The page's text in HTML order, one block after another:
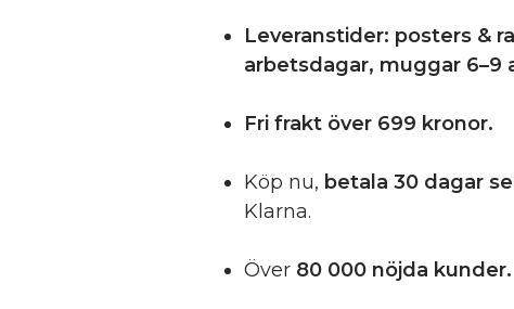
Leveranstider: posters &
arbetsdagar, muggar 6–9
Fri frakt över 699 kronor.
Köp nu, betala 30 dagar
Klarna.
Över 80 000 nöjda kunder.